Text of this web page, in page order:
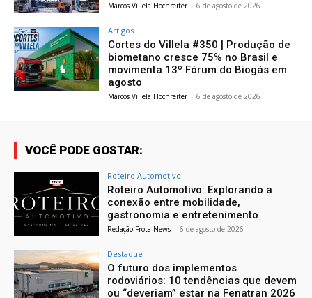
Marcos Villela Hochreiter - 6 de agosto de 2026
Artigos
Cortes do Villela #350 | Produção de
biometano cresce 75% no Brasil e
movimenta 13º Fórum do Biogás em
agosto
Marcos Villela Hochreiter - 6 de agosto de 2026
VOCÊ PODE GOSTAR:
Roteiro Automotivo
Roteiro Automotivo: Explorando a
conexão entre mobilidade,
gastronomia e entretenimento
Redação Frota News - 6 de agosto de 2026
Destaque
O futuro dos implementos
rodoviários: 10 tendências que devem
ou “deveriam” estar na Fenatran 2026